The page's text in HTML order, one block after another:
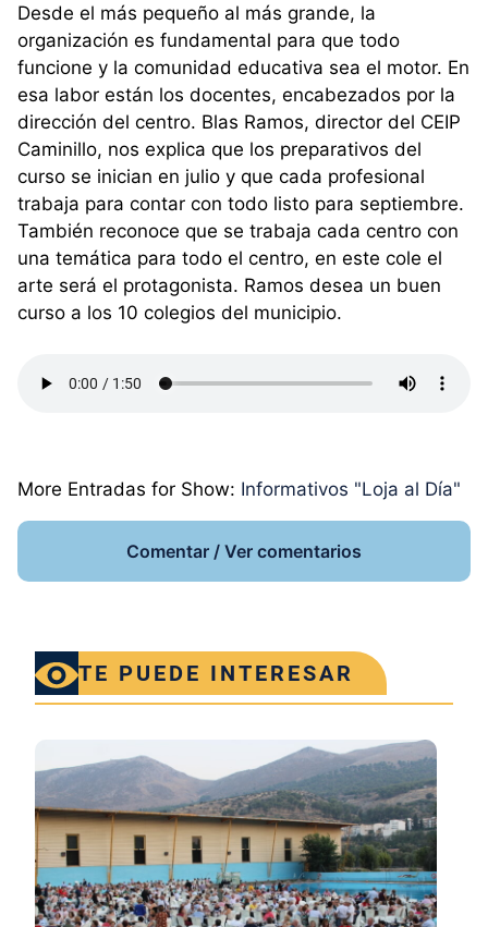
Desde el más pequeño al más grande, la
organización es fundamental para que todo
funcione y la comunidad educativa sea el motor. En
esa labor están los docentes, encabezados por la
dirección del centro. Blas Ramos, director del CEIP
Caminillo, nos explica que los preparativos del
curso se inician en julio y que cada profesional
trabaja para contar con todo listo para septiembre.
También reconoce que se trabaja cada centro con
una temática para todo el centro, en este cole el
arte será el protagonista. Ramos desea un buen
curso a los 10 colegios del municipio.
More Entradas for Show: Informativos "Loja al Día"
Comentar / Ver comentarios
TE PUEDE INTERESAR